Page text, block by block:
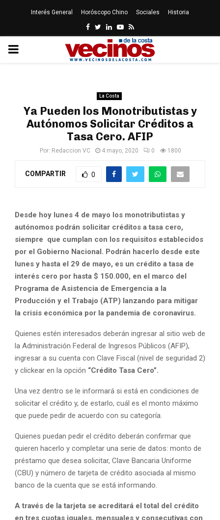
Interés General Horóscopo Chino Sociales Historia
Facebook
Twitter
LinkedinYoutube
Rss
PRIMARY
La Costa
Ya Pueden los Monotributistas y
Autónomos Solicitar Créditos a
Tasa Cero. AFIP
Por: Redaccion VC 4 mayo, 2020 0 1800
COMPARTIR 0
Desde hoy lunes 4 de mayo los monotributistas y
autónomos podrán solicitar créditos a tasa cero,
siempre que cumplan con los requisitos establecidos
por el Gobierno Nacional. Podrán hacerlo desde este
lunes y hasta el 29 de mayo, es un crédito a tasa de
interés cero por hasta $ 150.000, en el marco del
Programa de Asistencia de Emergencia a la
Producción y el Trabajo (ATP) lanzando para mitigar
la crisis económica por la pandemia de coronavirus.
Quienes estén interesados deberán ingresar al sitio web de
la Administración Federal de Ingresos Públicos (AFIP),
ingresar a su cuenta con Clave Fiscal (nivel de seguridad 2)
y clickear en la opción “Crédito Tasa Cero”.
Una vez dentro se le informará si está en condiciones de
solicitar el crédito y, de estarlo, cuál es el monto máximo
que puede pedir de acuerdo con su categoría.
Quienes puedan pedir el crédito deberán confirmar que
quieren hacerlo y completar una serie de datos: monto de
préstamo que desea solicitar, Clave Bancaria Uniforme
(CBU) y número de tarjeta de crédito asociada al mismo
banco de la cuenta que se está informando.
A través de la tarjeta se acreditará el total del crédito
en tres cuotas iguales, mensuales y consecutivas con